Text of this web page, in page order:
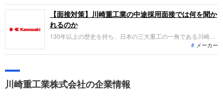
ど、国家規模のプロジェクトが成長を牽引しています。「なぜ
今、川崎重工なのか？」、転職希望者がどの事業で、どんな役
割を担えるのかを整理します。
【面接対策】川崎重工業の中途採用面接では何を聞か
れるのか
130年以上の歴史を持ち、日本の三大重工の一角である川崎重
工業への転職。中途採用面接は新卒の場合と違い、仕事への取
り組み方やこれまでの成果を具体的に問われるほか、キャリア
事前にしっかり対策しておきましょう。
メーカー
川崎重工業株式会社の企業情報